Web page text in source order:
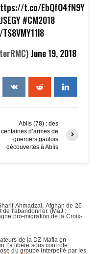
t.co/EbQfO4fN9Y
#CM2018
June 19, 2018
Ablis (78) : des
centaines d’armes de
guerriers gaulois
découvertes à Ablis